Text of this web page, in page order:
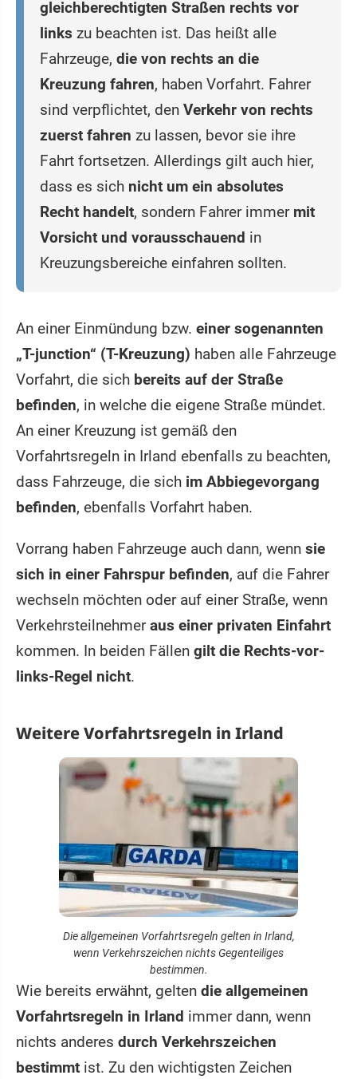
gleichberechtigten Straßen rechts vor
links zu beachten ist. Das heißt alle
Fahrzeuge, die von rechts an die
Kreuzung fahren, haben Vorfahrt. Fahrer
sind verpflichtet, den Verkehr von rechts
zuerst fahren zu lassen, bevor sie ihre
Fahrt fortsetzen. Allerdings gilt auch hier,
dass es sich nicht um ein absolutes
Recht handelt, sondern Fahrer immer mit
Vorsicht und vorausschauend in
Kreuzungsbereiche einfahren sollten.
An einer Einmündung bzw. einer sogenannten
„T-junction“ (T-Kreuzung) haben alle Fahrzeuge
Vorfahrt, die sich bereits auf der Straße
befinden, in welche die eigene Straße mündet.
An einer Kreuzung ist gemäß den
Vorfahrtsregeln in Irland ebenfalls zu beachten,
dass Fahrzeuge, die sich im Abbiegevorgang
befinden, ebenfalls Vorfahrt haben.
Vorrang haben Fahrzeuge auch dann, wenn sie
sich in einer Fahrspur befinden, auf die Fahrer
wechseln möchten oder auf einer Straße, wenn
Verkehrsteilnehmeraus einer privaten Einfahrt
kommen. In beiden Fällen gilt die Rechts-vor-
links-Regel nicht.
Weitere Vorfahrtsregeln in Irland
Die allgemeinen Vorfahrtsregeln gelten in Irland,
wenn Verkehrszeichen nichts Gegenteiliges
bestimmen.
Wie bereits erwähnt, gelten die allgemeinen
Vorfahrtsregeln in Irland immer dann, wenn
nichts anderes durch Verkehrszeichen
bestimmt ist. Zu den wichtigsten Zeichen